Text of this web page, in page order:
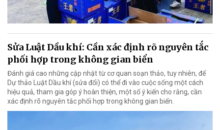
Sửa Luật Dầu khí: Cần xác định rõ nguyên tắc
phối hợp trong không gian biển
Đánh giá cao những cập nhật từ cơ quan soạn thảo, tuy nhiên, để
Dự thảo Luật Dầu khí (sửa đổi) có thể đi vào cuộc sống một cách
hiệu quả, tham gia góp ý hoàn thiện, một số ý kiến cho rằng, cần
xác định rõ nguyên tắc phối hợp trong không gian biển.